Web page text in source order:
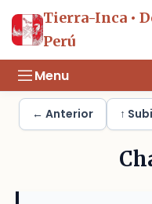
Tierra-Inca •
Perú
Menu
← Anterior ↑